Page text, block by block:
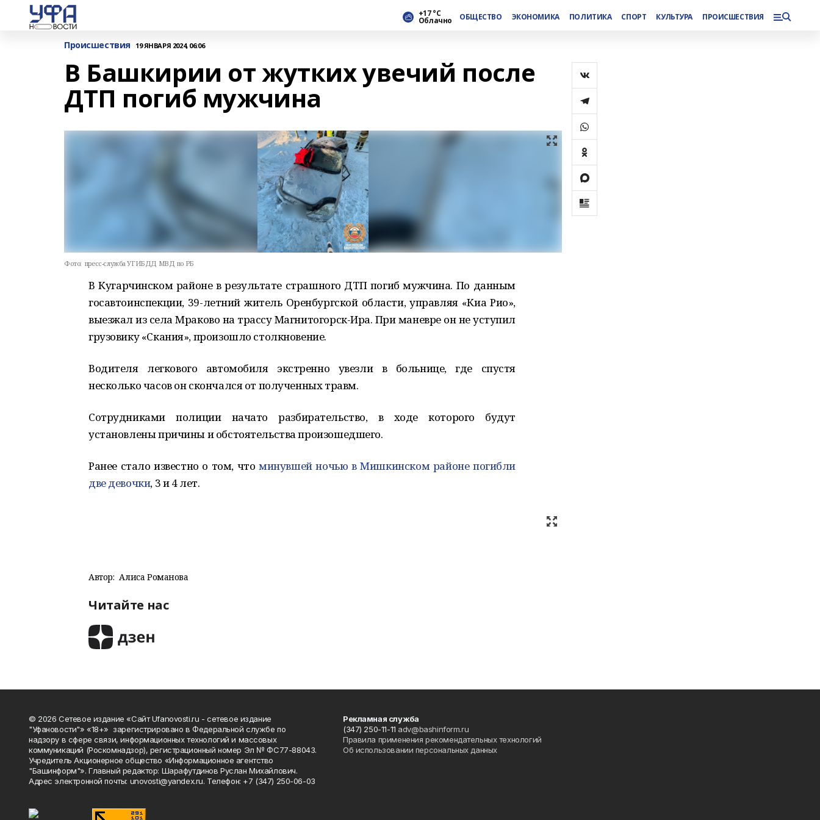
+17 °С
Облачно ОБЩЕСТВО ЭКОНОМИКА ПОЛИТИКА СПОРТ КУЛЬТУРА ПРОИСШЕСТВИЯ
Происшествия 19 ЯНВАРЯ 2024, 06:06
В Башкирии от жутких увечий после
ДТП погиб мужчина
Фото: пресс-служба УГИБДД МВД по РБ
В Кугарчинском районе в результате страшного ДТП погиб мужчина. По данным
госавтоинспекции, 39-летний житель Оренбургской области, управляя «Киа Рио»,
выезжал из села Мраково на трассу Магнитогорск-Ира. При маневре он не уступил
грузовику «Скания», произошло столкновение.
Водителя легкового автомобиля экстренно увезли в больнице, где спустя
несколько часов он скончался от полученных травм.
Сотрудниками полиции начато разбирательство, в ходе которого будут
установлены причины и обстоятельства произошедшего.
Ранее стало известно о том, чтоминувшей ночью в Мишкинском районе погибли
две девочки, 3 и 4 лет.
Автор: Алиса Романова
Читайте нас
© 2026 Сетевое издание «Сайт Ufanovosti.ru - сетевое издание
"Уфановости"» «18+» зарегистрировано в Федеральной службе по
надзору в сфере связи, информационных технологий и массовых
коммуникаций (Роскомнадзор), регистрационный номер Эл № ФС77-88043.
Учредитель Акционерное общество «Информационное агентство
"Башинформ"». Главный редактор: Шарафутдинов Руслан Михайлович.
Адрес электронной почты: unovosti@yandex.ru. Телефон: +7 (347) 250-06-03
Рекламная служба
(347) 250-11-11 adv@bashinform.ru
Правила применения рекомендательных технологий
Об использовании персональных данных